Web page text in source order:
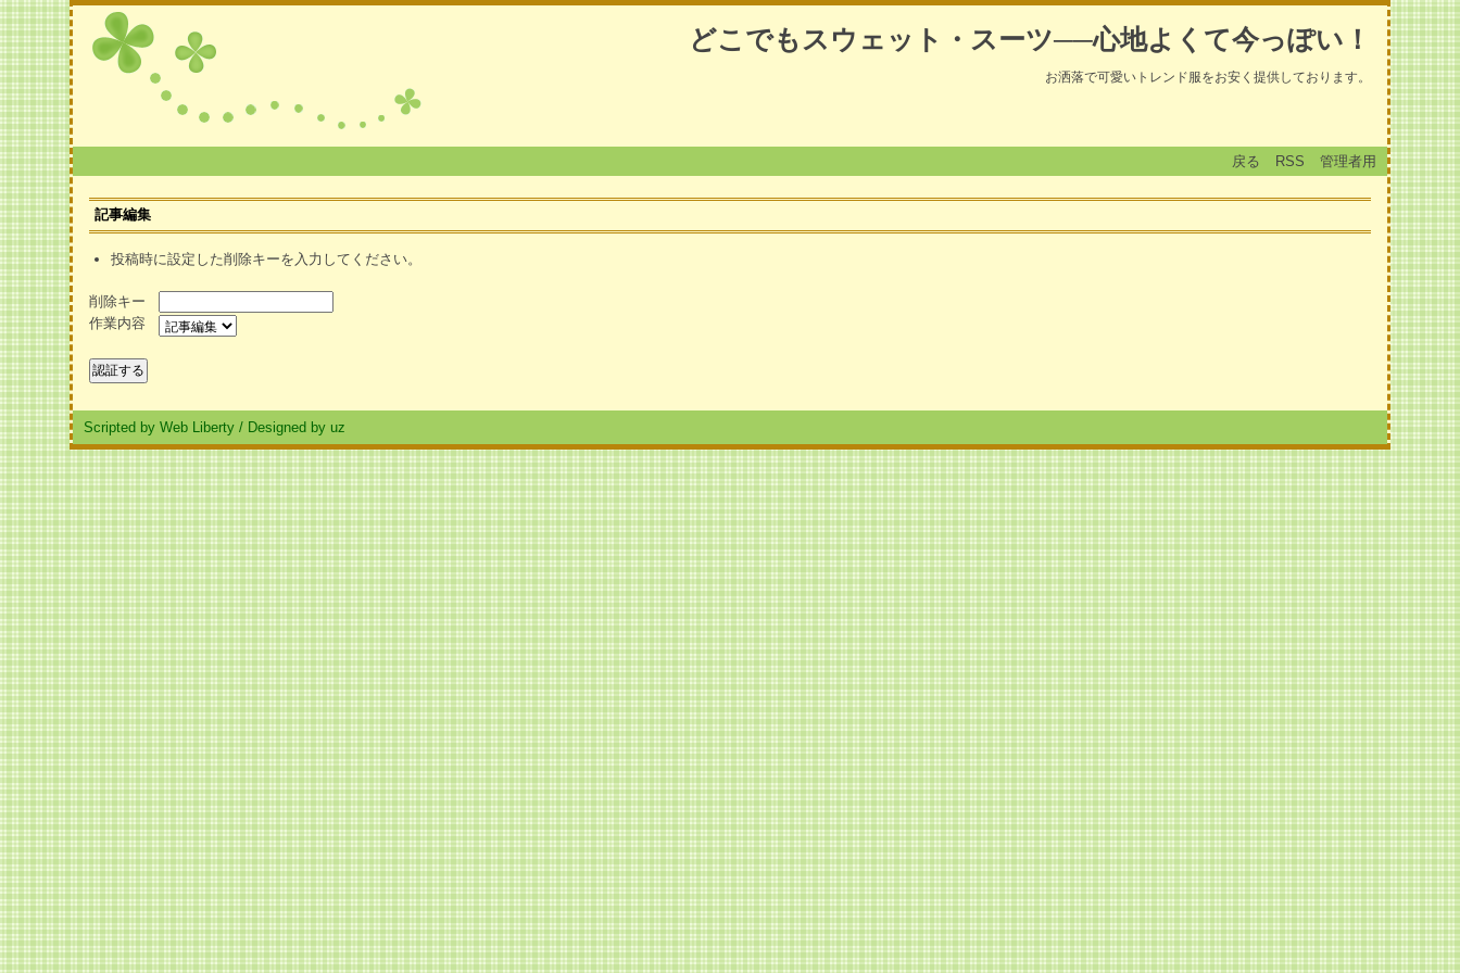
どこでもスウェット・スーツ──心地よくて今っぽい！
お洒落で可愛いトレンド服をお安く提供しております。
戻る RSS 管理者用
記事編集
投稿時に設定した削除キーを入力してください。
削除キー
作業内容
Scripted by Web Liberty / Designed by uz